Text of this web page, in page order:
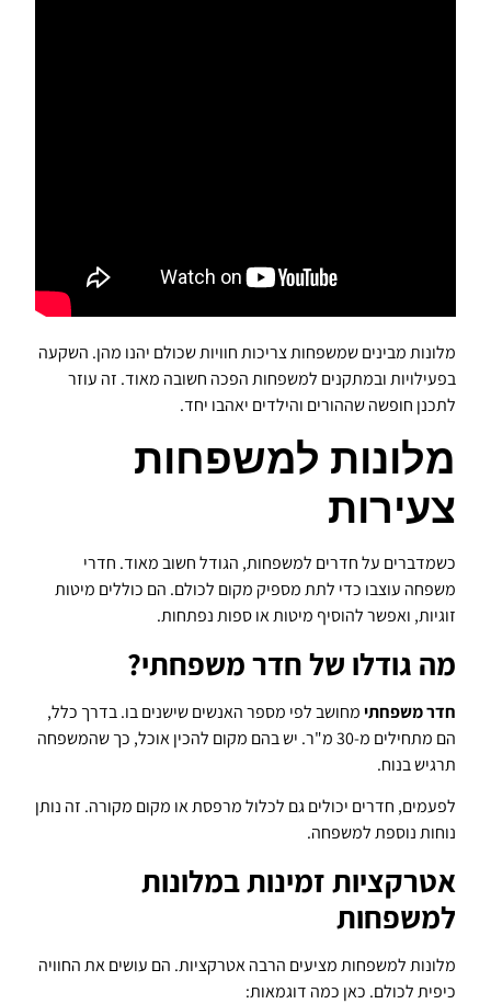
מלונות מבינים שמשפחות צריכות חוויות שכולם יהנו מהן. השקעה
בפעילויות ובמתקנים למשפחות הפכה חשובה מאוד. זה עוזר
לתכנן חופשה שההורים והילדים יאהבו יחד.
מלונות למשפחות
צעירות
כשמדברים על חדרים למשפחות, הגודל חשוב מאוד. חדרי
משפחה עוצבו כדי לתת מספיק מקום לכולם. הם כוללים מיטות
זוגיות, ואפשר להוסיף מיטות או ספות נפתחות.
מה גודלו של חדר משפחתי?
חדר משפחתימחושב לפי מספר האנשים שישנים בו. בדרך כלל,
הם מתחילים מ-30 מ"ר. יש בהם מקום להכין אוכל, כך שהמשפחה
תרגיש בנוח.
לפעמים, חדרים יכולים גם לכלול מרפסת או מקום מקורה. זה נותן
נוחות נוספת למשפחה.
אטרקציות זמינות במלונות
למשפחות
מלונות למשפחות מציעים הרבה אטרקציות. הם עושים את החוויה
כיפית לכולם. כאן כמה דוגמאות: